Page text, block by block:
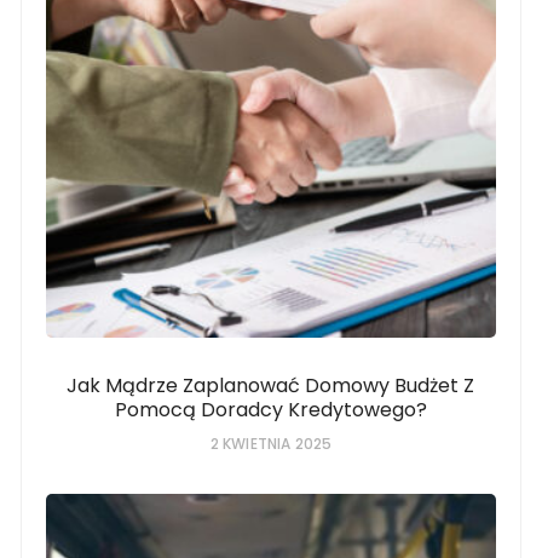
Jak Mądrze Zaplanować Domowy Budżet Z
Pomocą Doradcy Kredytowego?
2 KWIETNIA 2025